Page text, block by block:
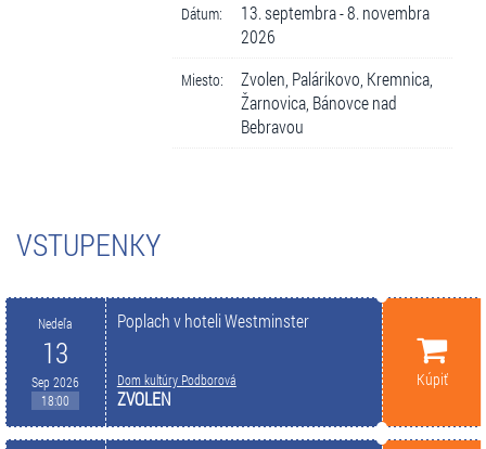
Dátum:
13. septembra - 8. novembra
2026
Miesto:
Zvolen, Palárikovo, Kremnica,
Žarnovica, Bánovce nad
Bebravou
VSTUPENKY
Nedeľa
13
Sep 2026
18:00
Poplach v hoteli Westminster
Dom kultúry Podborová
ZVOLEN
Kúpiť